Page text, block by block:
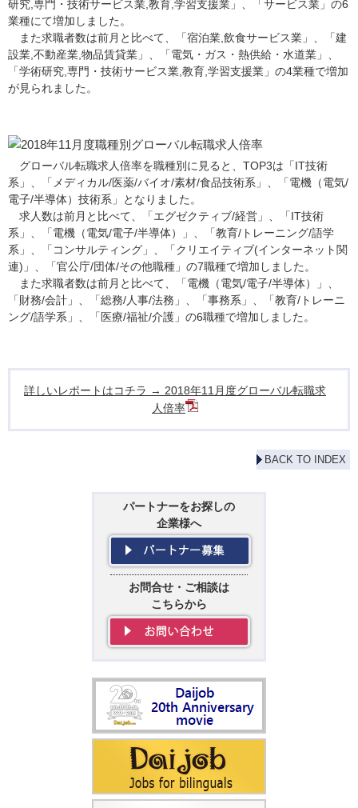
研究,専門・技術サービス業,教育,学習支援業」、「サービス業」の6
業種にて増加しました。
また求職者数は前月と比べて、「宿泊業,飲食サービス業」、「建
設業,不動産業,物品賃貸業」、「電気・ガス・熱供給・水道業」、
「学術研究,専門・技術サービス業,教育,学習支援業」の4業種で増加
が見られました。
グローバル転職求人倍率を職種別に見ると、TOP3は「IT技術
系」、「メディカル/医薬/バイオ/素材/食品技術系」、「電機（電気/
電子/半導体）技術系」となりました。
求人数は前月と比べて、「エグゼクティブ/経営」、「IT技術
系」、「電機（電気/電子/半導体）」、「教育/トレーニング/語学
系」、「コンサルティング」、「クリエイティブ(インターネット関
連)」、「官公庁/団体/その他職種」の7職種で増加しました。
また求職者数は前月と比べて、「電機（電気/電子/半導体）」、
「財務/会計」、「総務/人事/法務」、「事務系」、「教育/トレーニ
ング/語学系」、「医療/福祉/介護」の6職種で増加しました。
詳しいレポートはコチラ → 2018年11月度グローバル転職求
人倍率
BACK TO INDEX
パートナーをお探しの
企業様へ
お問合せ・ご相談は
こちらから